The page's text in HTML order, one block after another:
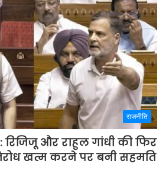
राजनीति
रिजिजू और राहुल गांधी की फिर
खत्म करने पर बनी सहमति